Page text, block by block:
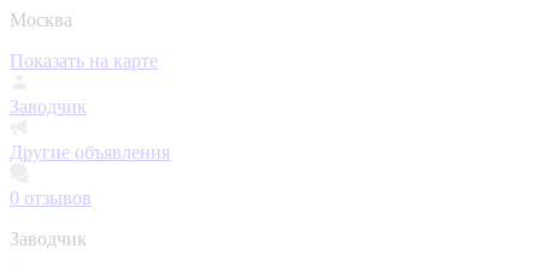
Москва
Показать на карте
Заводчик
Другие объявления
0 отзывов
Заводчик